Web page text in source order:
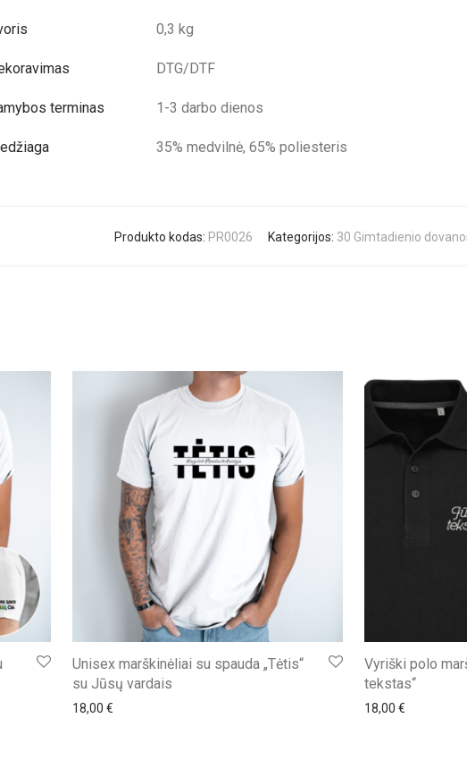
0,3 kg
DTG/DTF
terminas 1-3 darbo dienos
35% medvilnė, 65% poliesteris
Produkto kodas: PR0026 Kategorijos: 30 Gimtadienio
32,00 €
Unisex marškinėliai su spauda „Tėtis“
su Jūsų vardais
18,00 €
Vyriški polo
tekstas“
18,00 €